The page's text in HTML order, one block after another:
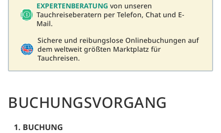
EXPERTENBERATUNG von unseren
Tauchreiseberatern per Telefon, Chat und E-
Mail.
Sichere und reibungslose Onlinebuchungen auf
dem weltweit größten Marktplatz für
Tauchreisen.
BUCHUNGSVORGANG
1. BUCHUNG